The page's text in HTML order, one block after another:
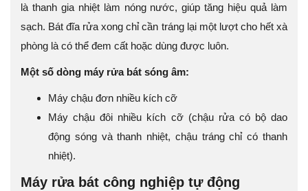
là thanh gia nhiệt làm nóng nước, giúp tăng hiệu quả làm
sạch. Bát đĩa rửa xong chỉ cần tráng lại một lượt cho hết xà
phòng là có thể đem cất hoặc dùng được luôn.
Một số dòng máy rửa bát sóng âm:
Máy chậu đơn nhiều kích cỡ
Máy chậu đôi nhiều kích cỡ (chậu rửa có bộ dao
động sóng và thanh nhiệt, chậu tráng chỉ có thanh
nhiệt).
Máy rửa bát công nghiệp tự động